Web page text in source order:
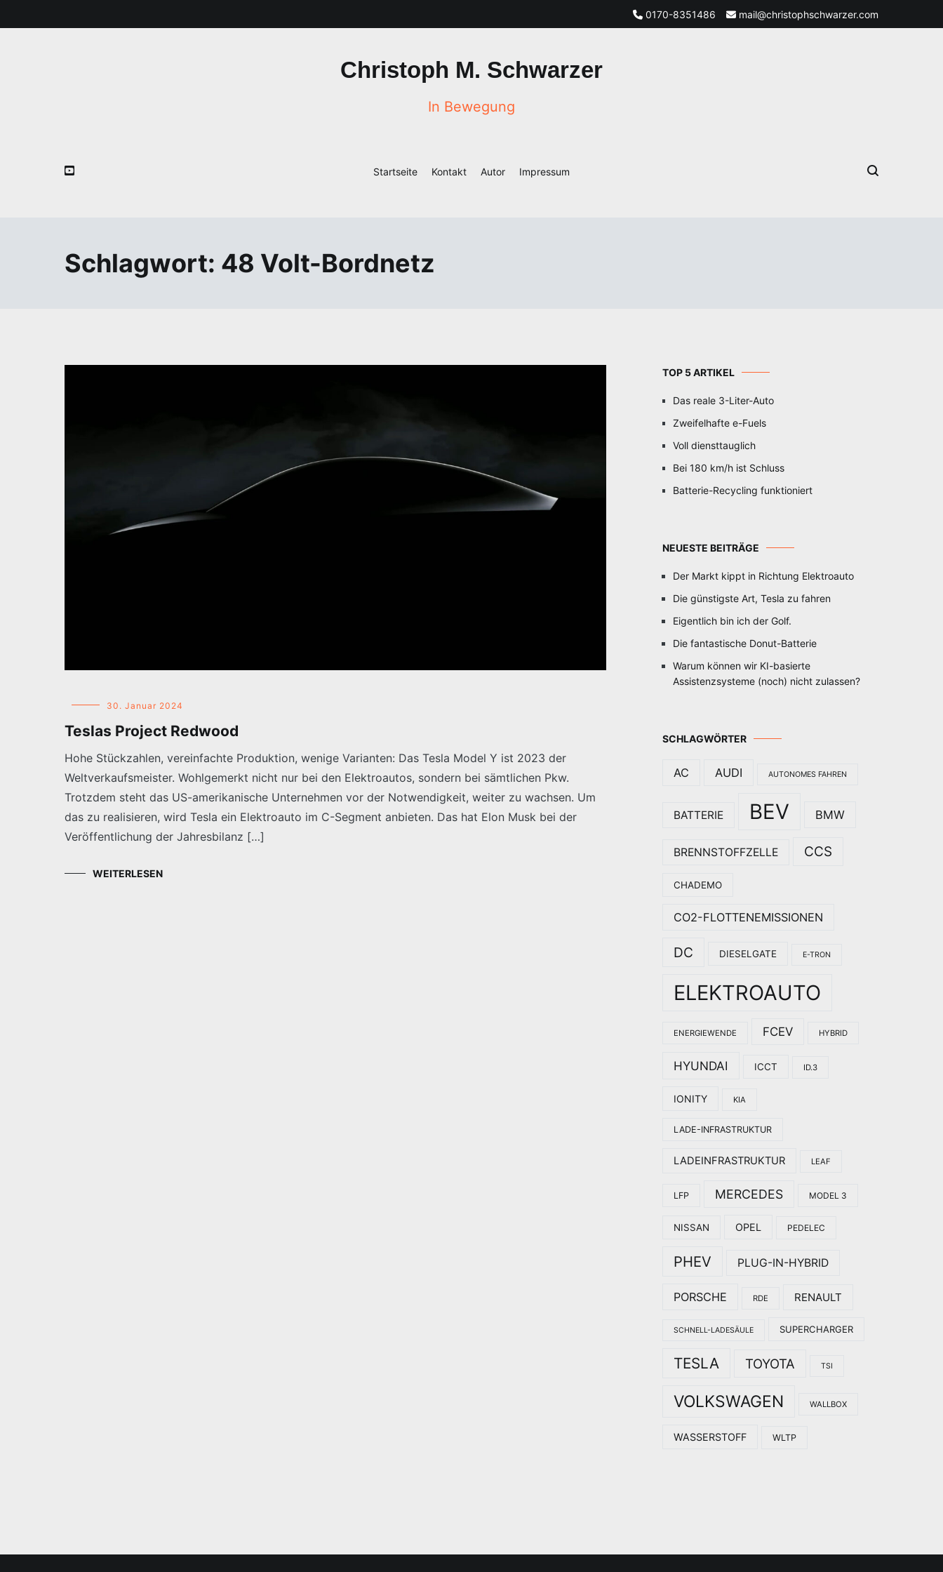
0170-8351486 mail@christophschwarzer.com
Christoph M. Schwarzer
In Bewegung
Startseite Kontakt Autor Impressum
Schlagwort: 48 Volt-Bordnetz
30. Januar 2024
Teslas Project Redwood
Hohe Stückzahlen, vereinfachte Produktion, wenige Varianten: Das Tesla Model Y ist 2023 der
Weltverkaufsmeister. Wohlgemerkt nicht nur bei den Elektroautos, sondern bei sämtlichen Pkw.
Trotzdem steht das US-amerikanische Unternehmen vor der Notwendigkeit, weiter zu wachsen. Um
das zu realisieren, wird Tesla ein Elektroauto im C-Segment anbieten. Das hat Elon Musk bei der
Veröffentlichung der Jahresbilanz […]
WEITERLESEN
TOP 5 ARTIKEL
Das reale 3-Liter-Auto
Zweifelhafte e-Fuels
Voll diensttauglich
Bei 180 km/h ist Schluss
Batterie-Recycling funktioniert
NEUESTE BEITRÄGE
Der Markt kippt in Richtung Elektroauto
Die günstigste Art, Tesla zu fahren
Eigentlich bin ich der Golf.
Die fantastische Donut-Batterie
Warum können wir KI-basierte
Assistenzsysteme (noch) nicht zulassen?
SCHLAGWÖRTER
AC AUDI AUTONOMES FAHREN
BATTERIE BEV BMW
BRENNSTOFFZELLE CCS
CHADEMO
CO2-FLOTTENEMISSIONEN
DC DIESELGATE E-TRON
ELEKTROAUTO
ENERGIEWENDE FCEV HYBRID
HYUNDAI ICCT ID.3
IONITY KIA
LADE-INFRASTRUKTUR
LADEINFRASTRUKTUR LEAF
LFP MERCEDES MODEL 3
NISSAN OPEL PEDELEC
PHEV PLUG-IN-HYBRID
PORSCHE RDE RENAULT
SCHNELL-LADESÄULE SUPERCHARGER
TESLA TOYOTA TSI
VOLKSWAGEN WALLBOX
WASSERSTOFF WLTP